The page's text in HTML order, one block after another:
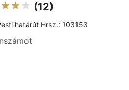
(12)
határút Hrsz.: 103153